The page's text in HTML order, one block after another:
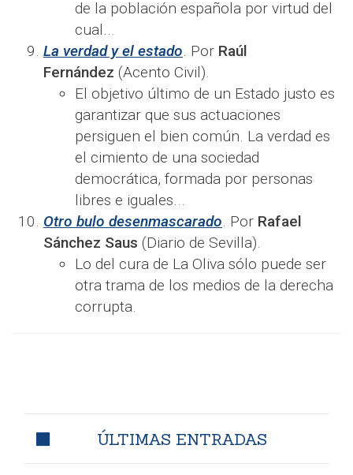
de la población española por virtud del
cual...
La verdad y el estado. Por Raúl
Fernández (Acento Civil).
El objetivo último de un Estado justo es
garantizar que sus actuaciones
persiguen el bien común. La verdad es
el cimiento de una sociedad
democrática, formada por personas
libres e iguales...
Otro bulo desenmascarado. Por Rafael
Sánchez Saus (Diario de Sevilla).
Lo del cura de La Oliva sólo puede ser
otra trama de los medios de la derecha
corrupta.
ÚLTIMAS ENTRADAS